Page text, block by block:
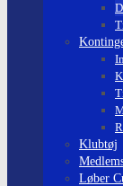
Klubtøj
Løber